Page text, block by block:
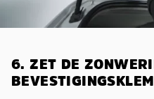
6. ZET DE